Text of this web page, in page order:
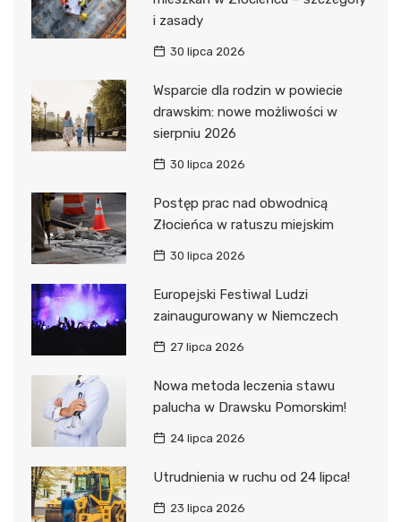
i zasady
30 lipca 2026
Wsparcie dla rodzin w powiecie
drawskim: nowe możliwości w
sierpniu 2026
30 lipca 2026
Postęp prac nad obwodnicą
Złocieńca w ratuszu miejskim
30 lipca 2026
Europejski Festiwal Ludzi
zainaugurowany w Niemczech
27 lipca 2026
Nowa metoda leczenia stawu
palucha w Drawsku Pomorskim!
24 lipca 2026
Utrudnienia w ruchu od 24 lipca!
23 lipca 2026